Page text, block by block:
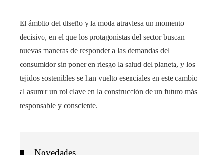
El ámbito del diseño y la moda atraviesa un momento
decisivo, en el que los protagonistas del sector buscan
nuevas maneras de responder a las demandas del
consumidor sin poner en riesgo la salud del planeta, y los
tejidos sostenibles se han vuelto esenciales en este cambio
al asumir un rol clave en la construcción de un futuro más
responsable y consciente.
Novedades